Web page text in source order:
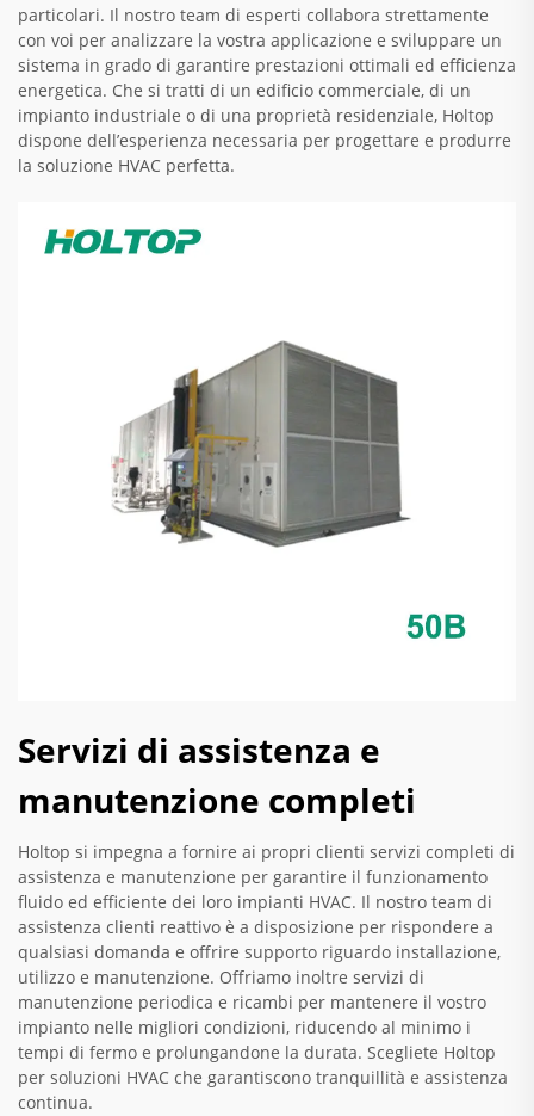
particolari. Il nostro team di esperti collabora strettamente
con voi per analizzare la vostra applicazione e sviluppare un
sistema in grado di garantire prestazioni ottimali ed efficienza
energetica. Che si tratti di un edificio commerciale, di un
impianto industriale o di una proprietà residenziale, Holtop
dispone dell’esperienza necessaria per progettare e produrre
la soluzione HVAC perfetta.
Servizi di assistenza e
manutenzione completi
Holtop si impegna a fornire ai propri clienti servizi completi di
assistenza e manutenzione per garantire il funzionamento
fluido ed efficiente dei loro impianti HVAC. Il nostro team di
assistenza clienti reattivo è a disposizione per rispondere a
qualsiasi domanda e offrire supporto riguardo installazione,
utilizzo e manutenzione. Offriamo inoltre servizi di
manutenzione periodica e ricambi per mantenere il vostro
impianto nelle migliori condizioni, riducendo al minimo i
tempi di fermo e prolungandone la durata. Scegliete Holtop
per soluzioni HVAC che garantiscono tranquillità e assistenza
continua.